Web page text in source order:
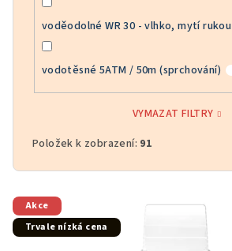
voděodolné WR 30 - vlhko, mytí rukou
vodotěsné 5ATM / 50m (sprchování)
VYMAZAT FILTRY
Položek k zobrazení: 91
V
ý
p
Akce
Trvale nízká cena